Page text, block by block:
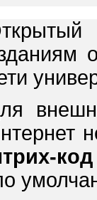
код